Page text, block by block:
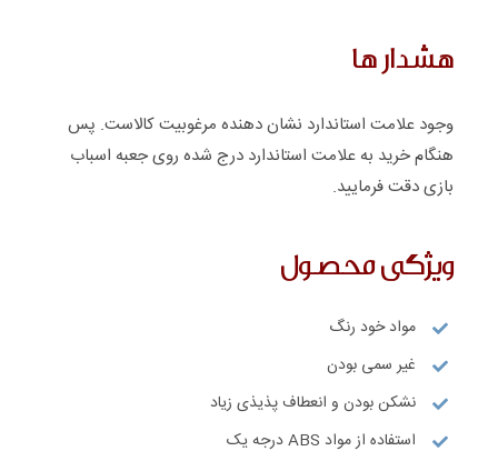
هشدار ها
وجود علامت استاندارد نشان دهنده مرغوبیت کالاست. پس
هنگام خرید به علامت استاندارد درج شده روی جعبه اسباب
بازی دقت فرمایید.
ویژگی محصول
مواد خود رنگ
غیر سمی بودن
نشکن بودن و انعطاف پذیذی زیاد
استفاده از مواد ABS درجه یک